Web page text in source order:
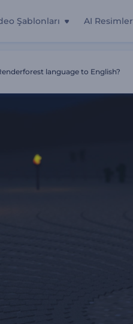
Şablonları AI Resimler
language to English?